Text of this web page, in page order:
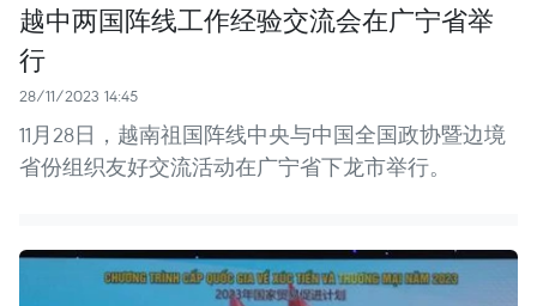
越中两国阵线工作经验交流会在广宁省举
行
28/11/2023 14:45
11月28日，越南祖国阵线中央与中国全国政协暨边境
省份组织友好交流活动在广宁省下龙市举行。